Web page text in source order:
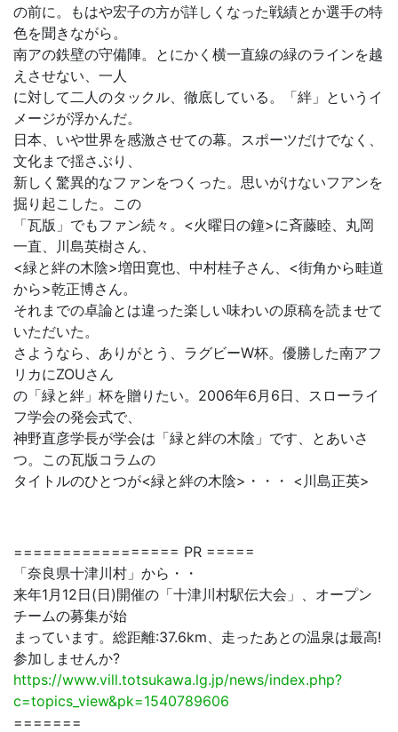
の前に。もはや宏子の方が詳しくなった戦績とか選手の特
色を聞きながら。
南アの鉄壁の守備陣。とにかく横一直線の緑のラインを越
えさせない、一人
に対して二人のタックル、徹底している。「絆」というイ
メージが浮かんだ。
日本、いや世界を感激させての幕。スポーツだけでなく、
文化まで揺さぶり、
新しく驚異的なファンをつくった。思いがけないフアンを
掘り起こした。この
「瓦版」でもファン続々。<火曜日の鐘>に斉藤睦、丸岡
一直、川島英樹さん、
<緑と絆の木陰>増田寛也、中村桂子さん、<街角から畦道
から>乾正博さん。
それまでの卓論とは違った楽しい味わいの原稿を読ませて
いただいた。
さようなら、ありがとう、ラグビーW杯。優勝した南アフ
リカにZOUさん
の「緑と絆」杯を贈りたい。2006年6月6日、スローライ
フ学会の発会式で、
神野直彦学長が学会は「緑と絆の木陰」です、とあいさ
つ。この瓦版コラムの
タイトルのひとつが<緑と絆の木陰>・・・ <川島正英>
================= PR =====
「奈良県十津川村」から・・
来年1月12日(日)開催の「十津川村駅伝大会」、オープン
チームの募集が始
まっています。総距離:37.6km、走ったあとの温泉は最高!
参加しませんか?
https://www.vill.totsukawa.lg.jp/news/index.php?
c=topics_view&pk=1540789606
=======